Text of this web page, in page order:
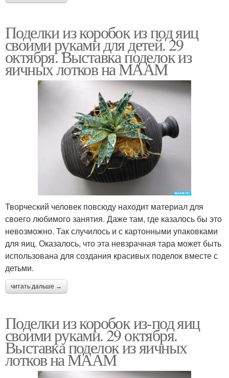
Поделки из коробок из под яиц
своими руками для детей. 29
октября. Выставка поделок из
яичных лотков на МААМ
Творческий человек повсюду находит материал для
своего любимого занятия. Даже там, где казалось бы это
невозможно. Так случилось и с картонными упаковками
для яиц. Оказалось, что эта невзрачная тара может быть
использована для создания красивых поделок вместе с
детьми.
читать дальше →
Поделки из коробок из-под яиц
своими руками. 29 октября.
Выставка поделок из яичных
лотков на МААМ